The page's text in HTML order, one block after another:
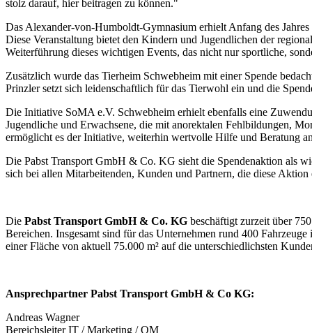
stolz darauf, hier beitragen zu können."
Das Alexander-von-Humboldt-Gymnasium erhielt Anfang des
Diese Veranstaltung bietet den Kindern und Jugendlichen der
Weiterführung dieses wichtigen Events, das nicht nur sportliche,
Zusätzlich wurde das Tierheim Schwebheim mit einer Spende
Prinzler setzt sich leidenschaftlich für das Tierwohl ein und die
Die Initiative SoMA e.V. Schwebheim erhielt ebenfalls eine
Jugendliche und Erwachsene, die mit anorektalen Fehlbildungen,
ermöglicht es der Initiative, weiterhin wertvolle Hilfe und Beratung
Die Pabst Transport GmbH & Co. KG sieht die Spendenaktion als
sich bei allen Mitarbeitenden, Kunden und Partnern, die diese Aktion
Die Pabst Transport GmbH & Co. KG beschäftigt zurzeit über
Bereichen. Insgesamt sind für das Unternehmen rund 400
einer Fläche von aktuell 75.000 m² auf die unterschiedlichsten
Ansprechpartner Pabst Transport GmbH & Co KG:
Andreas Wagner
Bereichsleiter IT / Marketing / QM